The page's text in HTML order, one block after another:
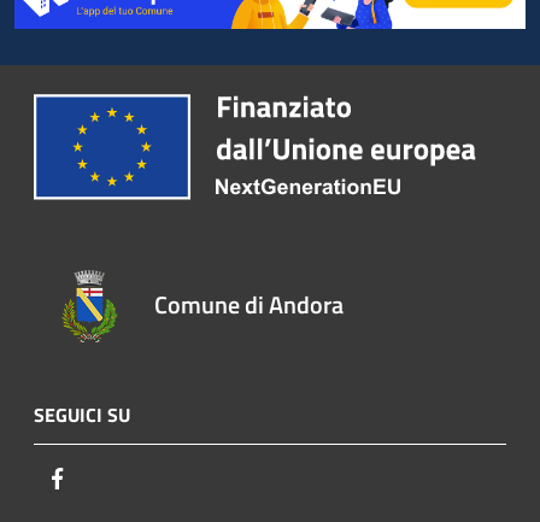
Comune di Andora
SEGUICI SU